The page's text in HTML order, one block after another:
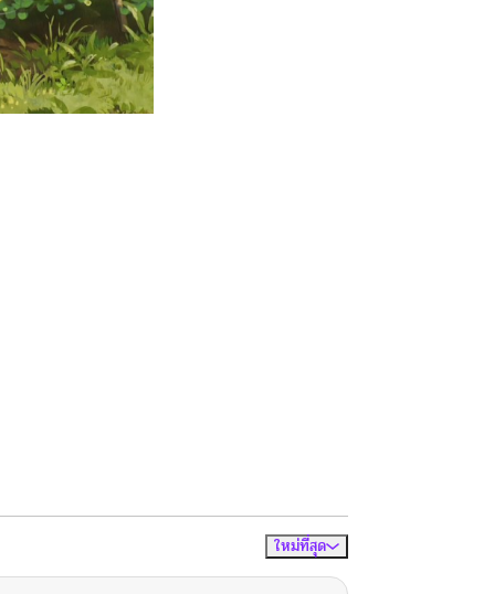
ใหม่ที่สุด